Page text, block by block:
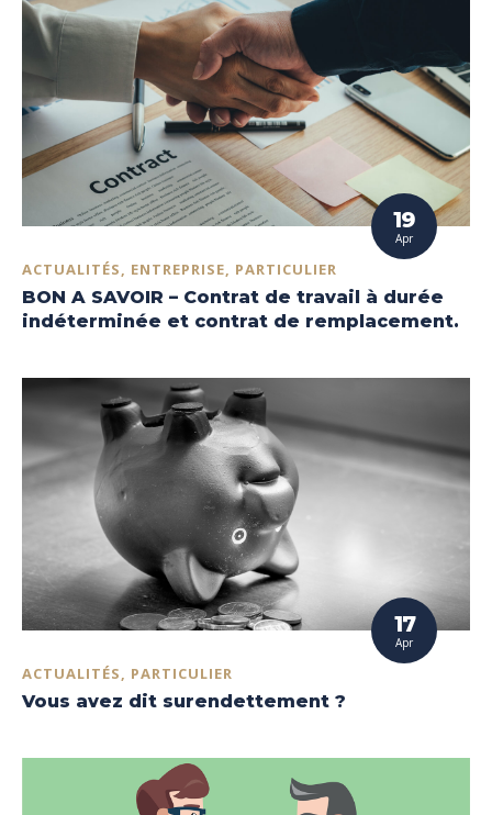
19
Apr
ACTUALITÉS, ENTREPRISE, PARTICULIER
BON A SAVOIR – Contrat de travail à durée
indéterminée et contrat de remplacement.
17
Apr
ACTUALITÉS, PARTICULIER
Vous avez dit surendettement ?